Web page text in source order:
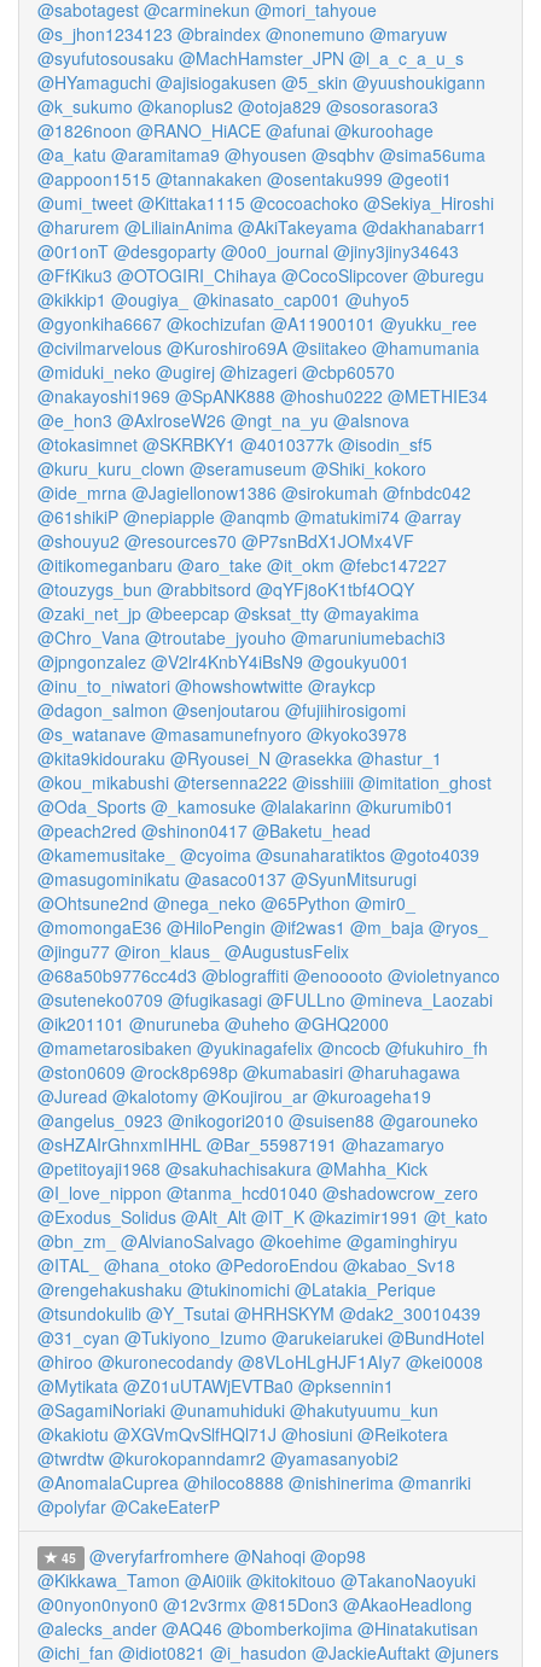
@sabotagest @carminekun @mori_tahyoue
@s_jhon1234123 @braindex @nonemuno @maryuw
@syufutosousaku @MachHamster_JPN @l_a_c_a_u_s
@HYamaguchi @ajisiogakusen @5_skin @yuushoukigann
@k_sukumo @kanoplus2 @otoja829 @sosorasora3
@1826noon @RANO_HiACE @afunai @kuroohage
@a_katu @aramitama9 @hyousen @sqbhv @sima56uma
@appoon1515 @tannakaken @osentaku999 @geoti1
@umi_tweet @Kittaka1115 @cocoachoko @Sekiya_Hiroshi
@harurem @LiliainAnima @AkiTakeyama @dakhanabarr1
@0r1onT @desgoparty @0o0_journal @jiny3jiny34643
@FfKiku3 @OTOGIRI_Chihaya @CocoSlipcover @buregu
@kikkip1 @ougiya_ @kinasato_cap001 @uhyo5
@gyonkiha6667 @kochizufan @A11900101 @yukku_ree
@civilmarvelous @Kuroshiro69A @siitakeo @hamumania
@miduki_neko @ugirej @hizageri @cbp60570
@nakayoshi1969 @SpANK888 @hoshu0222 @METHIE34
@e_hon3 @AxlroseW26 @ngt_na_yu @alsnova
@tokasimnet @SKRBKY1 @4010377k @isodin_sf5
@kuru_kuru_clown @seramuseum @Shiki_kokoro
@ide_mrna @Jagiellonow1386 @sirokumah @fnbdc042
@61shikiP @nepiapple @anqmb @matukimi74 @array
@shouyu2 @resources70 @P7snBdX1JOMx4VF
@itikomeganbaru @aro_take @it_okm @febc147227
@touzygs_bun @rabbitsord @qYFj8oK1tbf4OQY
@zaki_net_jp @beepcap @sksat_tty @mayakima
@Chro_Vana @troutabe_jyouho @maruniumebachi3
@jpngonzalez @V2lr4KnbY4iBsN9 @goukyu001
@inu_to_niwatori @howshowtwitte @raykcp
@dagon_salmon @senjoutarou @fujiihirosigomi
@s_watanave @masamunefnyoro @kyoko3978
@kita9kidouraku @Ryousei_N @rasekka @hastur_1
@kou_mikabushi @tersenna222 @isshiiii @imitation_ghost
@Oda_Sports @_kamosuke @lalakarinn @kurumib01
@peach2red @shinon0417 @Baketu_head
@kamemusitake_ @cyoima @sunaharatiktos @goto4039
@masugominikatu @asaco0137 @SyunMitsurugi
@Ohtsune2nd @nega_neko @65Python @mir0_
@momongaE36 @HiloPengin @if2was1 @m_baja @ryos_
@jingu77 @iron_klaus_ @AugustusFelix
@68a50b9776cc4d3 @blograffiti @enooooto @violetnyanco
@suteneko0709 @fugikasagi @FULLno @mineva_Laozabi
@ik201101 @nuruneba @uheho @GHQ2000
@mametarosibaken @yukinagafelix @ncocb @fukuhiro_fh
@ston0609 @rock8p698p @kumabasiri @haruhagawa
@Juread @kalotomy @Koujirou_ar @kuroageha19
@angelus_0923 @nikogori2010 @suisen88 @garouneko
@sHZAIrGhnxmIHHL @Bar_55987191 @hazamaryo
@petitoyaji1968 @sakuhachisakura @Mahha_Kick
@I_love_nippon @tanma_hcd01040 @shadowcrow_zero
@Exodus_Solidus @Alt_Alt @IT_K @kazimir1991 @t_kato
@bn_zm_
@AlvianoSalvago @koehime @gaminghiryu
@ITAL_ @hana_otoko @PedoroEndou @kabao_Sv18
@rengehakushaku @tukinomichi @Latakia_Perique
@tsundokulib @Y_Tsutai @HRHSKYM @dak2_30010439
@31_cyan @Tukiyono_Izumo @arukeiarukei @BundHotel
@hiroo @kuronecodandy @8VLoHLgHJF1AIy7 @kei0008
@Mytikata @Z01uUTAWjEVTBa0 @pksennin1
@SagamiNoriaki @unamuhiduki @hakutyuumu_kun
@kakiotu @XGVmQvSlfHQl71J @hosiuni @Reikotera
@twrdtw @kurokopanndamr2 @yamasanyobi2
@AnomalaCuprea @hiloco8888 @nishinerima @manriki
@polyfar @CakeEaterP
45 @veryfarfromhere @Nahoqi @op98
@Kikkawa_Tamon @Ai0iik @kitokitouo @TakanoNaoyuki
@0nyon0nyon0 @12v3rmx @815Don3 @AkaoHeadlong
@alecks_ander @AQ46 @bomberkojima @Hinatakutisan
@ichi_fan @idiot0821 @i_hasudon @JackieAuftakt @juners